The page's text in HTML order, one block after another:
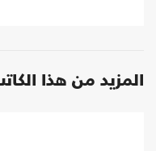
المزيد من هذا